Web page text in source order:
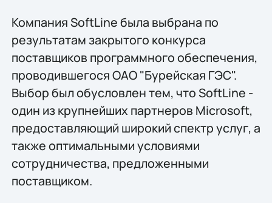
Компания SoftLine была выбрана по
результатам закрытого конкурса
поставщиков программного обеспечения,
проводившегося ОАО "Бурейская ГЭС".
Выбор был обусловлен тем, что SoftLine -
один из крупнейших партнеров Microsoft,
предоставляющий широкий спектр услуг, а
также оптимальными условиями
сотрудничества, предложенными
поставщиком.